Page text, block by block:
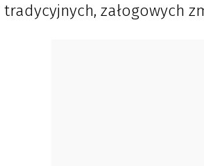
tradycyjnych, załogowych